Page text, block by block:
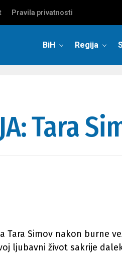
Pravila privatnosti
BiH Regija
Tara
Tara Simov nakon burne
ljubavni život sakrije